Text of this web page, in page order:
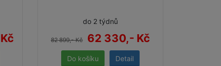
do 2 týdnů
82 899,- Kč 62 330,- Kč
Detail